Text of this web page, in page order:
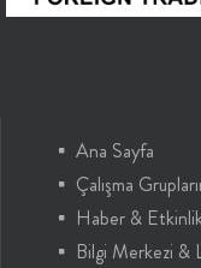
Ana Sayfa
Çalışma
Haber &
Bilgi Merkezi &